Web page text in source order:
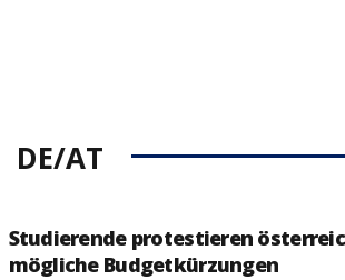
DE/AT
Studierende protestieren
mögliche Budgetkürzungen